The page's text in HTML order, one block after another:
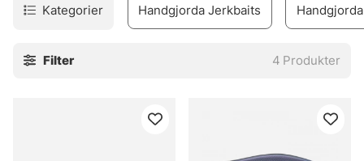
Kategorier Handgjorda Jerkbaits
Filter 4 Produkter